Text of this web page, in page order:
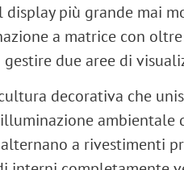
display più grande mai
a matrice con oltre
due aree di
decorativa che
illuminazione ambientale
a rivestimenti